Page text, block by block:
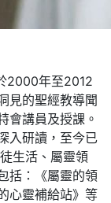
2000年至2012
見的聖經教導聞
會講員及授課。
入研讀，至今已
生活、屬靈領
括：《屬靈的領
心靈補給站》等